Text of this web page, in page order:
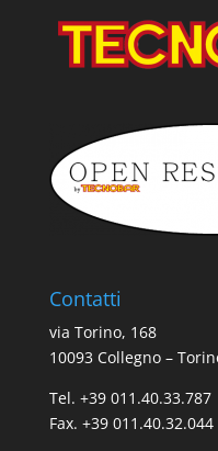
Contatti
via Torino, 168
10093 Collegno –
Tel. +39 011.40.33.787
Fax. +39 011.40.32.044